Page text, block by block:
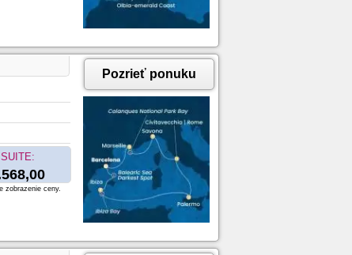
SUITE:
Pozrieť ponuku
zobrazenie ceny.